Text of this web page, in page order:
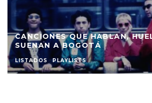
CANCIONES QUE HABLAN,
SUENAN A BOGOTÁ
LISTADOS PLAYLISTS